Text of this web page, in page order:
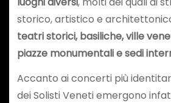
storico, artistico e
teatri storici, basiliche, ville
piazze monumentali e sedi
Accanto ai concerti più
dei Solisti Veneti emergono